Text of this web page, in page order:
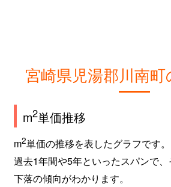
宮崎県児湯郡川南
m2単価推移
m2単価の推移を表したグラフです。
過去1年間や5年といったスパンで、
下落の傾向がわかります。